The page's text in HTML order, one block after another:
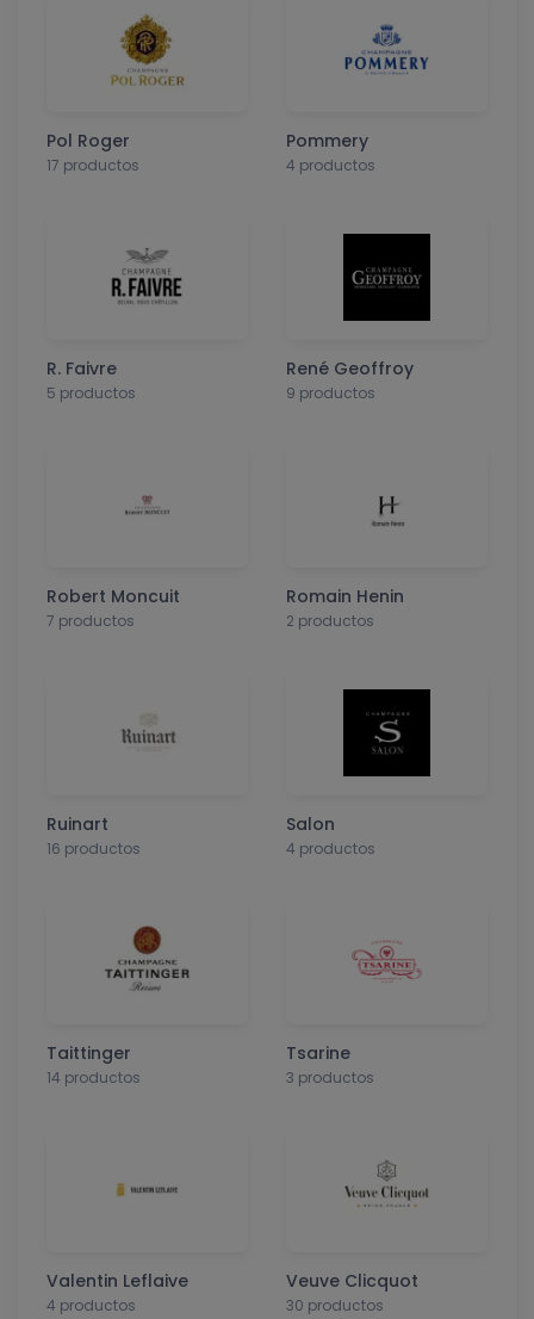
Pol Roger
17 productos
Pommery
4 productos
R. Faivre
5 productos
René Geoffroy
9 productos
Robert Moncuit
7 productos
Romain Henin
2 productos
Ruinart
16 productos
Salon
4 productos
Taittinger
14 productos
Tsarine
3 productos
Valentin Leflaive
4 productos
Veuve Clicquot
30 productos